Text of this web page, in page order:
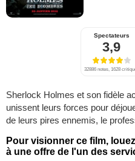
Spectateurs
3,9
32886 notes, 1628
Sherlock Holmes et son fidèle
unissent leurs forces pour
de leurs pires ennemis, le
Pour visionner ce film,
à une offre de l'un des